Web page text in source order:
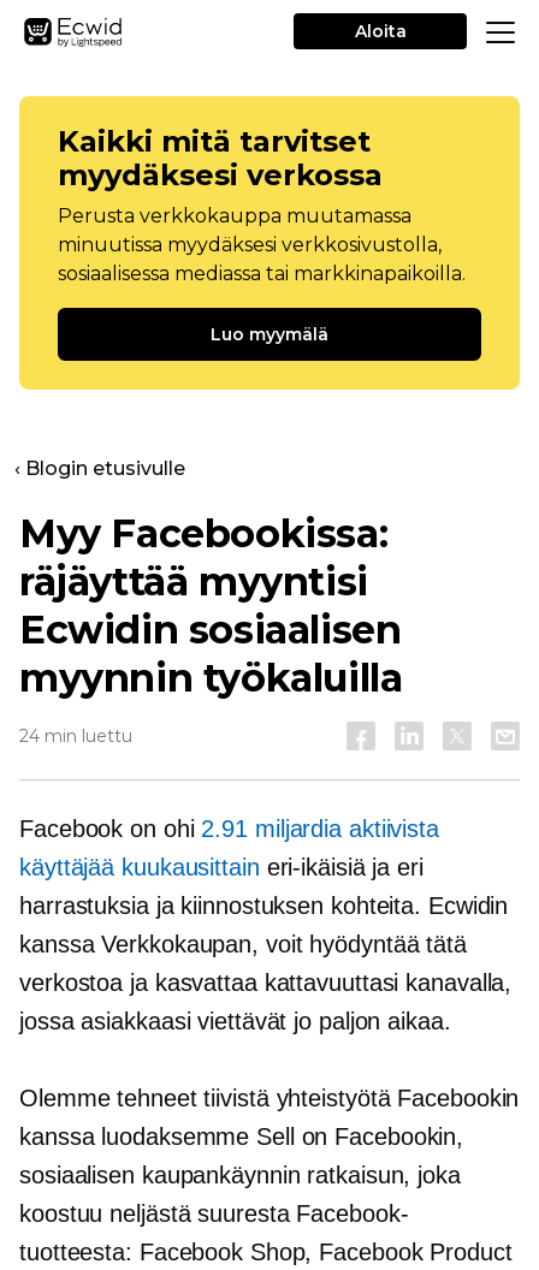
Aloita
Kaikki mitä tarvitset
myydäksesi verkossa
Perusta verkkokauppa muutamassa
minuutissa myydäksesi verkkosivustolla,
sosiaalisessa mediassa tai markkinapaikoilla.
Luo myymälä
‹ Blogin etusivulle
Myy Facebookissa:
räjäyttää myyntisi
Ecwidin sosiaalisen
myynnin työkaluilla
24 min luettu
Facebook on ohi 2.91 miljardia aktiivista
käyttäjää kuukausittain eri-ikäisiä ja eri
harrastuksia ja kiinnostuksen kohteita. Ecwidin
kanssaVerkkokaupan, voit hyödyntää tätä
verkostoa ja kasvattaa kattavuuttasi kanavalla,
jossa asiakkaasi viettävät jo paljon aikaa.
Olemme tehneet tiivistä yhteistyötä Facebookin
kanssa luodaksemme Sell on Facebookin,
sosiaalisen kaupankäynnin ratkaisun, joka
koostuu neljästä suuresta Facebook-
tuotteesta: Facebook Shop, Facebook Product